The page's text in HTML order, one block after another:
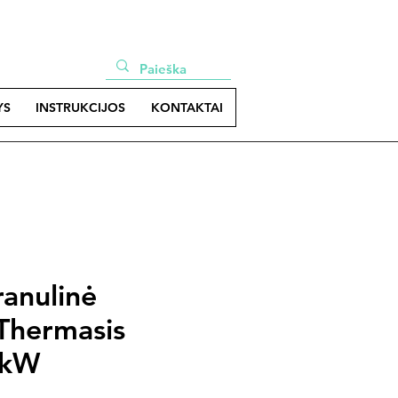
INSTRUKCIJOS KONTAKTAI